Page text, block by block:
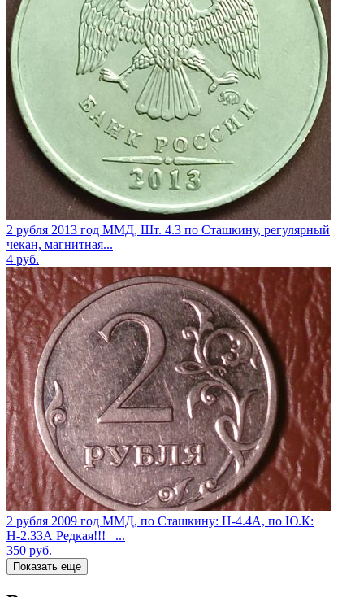
2 рубля 2013 год ММД, Шт. 4.3 по Сташкину, регулярный
чекан, магнитная...
4 руб.
2 рубля 2009 год ММД, по Сташкину: Н-4.4А, по Ю.К:
Н-2.33А Редкая!!! _...
350 руб.
Показать еще